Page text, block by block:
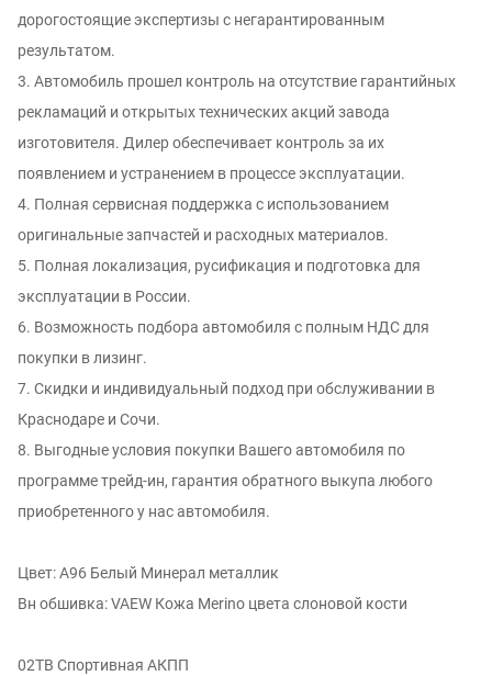
дорогостоящие экспертизы с негарантированным
результатом.
3. Автомобиль прошел контроль на отсутствие гарантийных
рекламаций и открытых технических акций завода
изготовителя. Дилер обеспечивает контроль за их
появлением и устранением в процессе эксплуатации.
4. Полная сервисная поддержка с использованием
оригинальные запчастей и расходных материалов.
5. Полная локализация, русификация и подготовка для
эксплуатации в России.
6. Возможность подбора автомобиля с полным НДС для
покупки в лизинг.
7. Скидки и индивидуальный подход при обслуживании в
Краснодаре и Сочи.
8. Выгодные условия покупки Вашего автомобиля по
программе трейд-ин, гарантия обратного выкупа любого
приобретенного у нас автомобиля.
Цвет: A96 Белый Минерал металлик
Вн обшивка: VAEW Кожа Merino цвета слоновой кости
02TB Спортивная АКПП